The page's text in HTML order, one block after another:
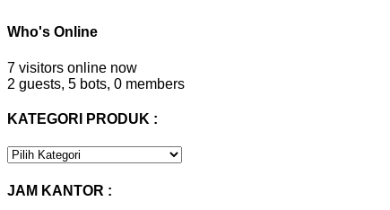
Who's Online
7 visitors online now
2 guests, 5 bots, 0 members
KATEGORI PRODUK :
KATEGORI
JAM KANTOR :